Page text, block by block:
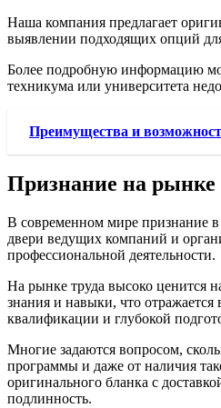
Наша компания предлагает
выявлении подходящих опций
Более подробную информацию
техникума или университета
Преимущества и
Признание на рынке
В современном мире признание
двери ведущих компаний и
профессиональной деятельности.
На рынке труда высоко ценится
знания и навыки, что
квалификации и глубокой
Многие задаются вопросом,
программы и даже от наличия
оригинального бланка с
подлинность.